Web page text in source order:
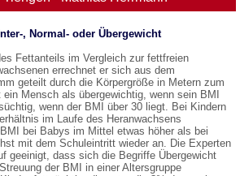
, Normal- oder Übergewicht
Fettanteils im Vergleich zur fettfreien
errechnet er sich aus dem
geteilt durch die Körpergröße in Metern zum
Mensch als übergewichtig, wenn sein BMI
wenn der BMI über 30 liegt. Bei Kindern
im Laufe des Heranwachsens
bei Babys im Mittel etwas höher als bei
mit dem Schuleintritt wieder an. Die Experten
geeinigt, dass sich die Begriffe Übergewicht
der BMI in einer Altersgruppe